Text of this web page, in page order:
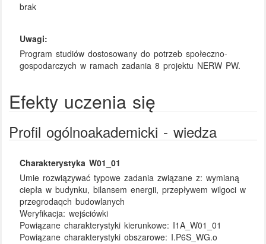
brak
Uwagi:
Program studiów dostosowany do potrzeb społeczno-
gospodarczych w ramach zadania 8 projektu NERW PW.
Efekty uczenia się
Profil ogólnoakademicki - wiedza
Charakterystyka W01_01
Umie rozwiązywać typowe zadania związane z: wymianą
ciepła w budynku, bilansem energii, przepływem wilgoci w
przegrodaqch budowlanych
Weryfikacja:wejściówki
Powiązane charakterystyki kierunkowe: I1A_W01_01
Powiązane charakterystyki obszarowe: I.P6S_WG.o